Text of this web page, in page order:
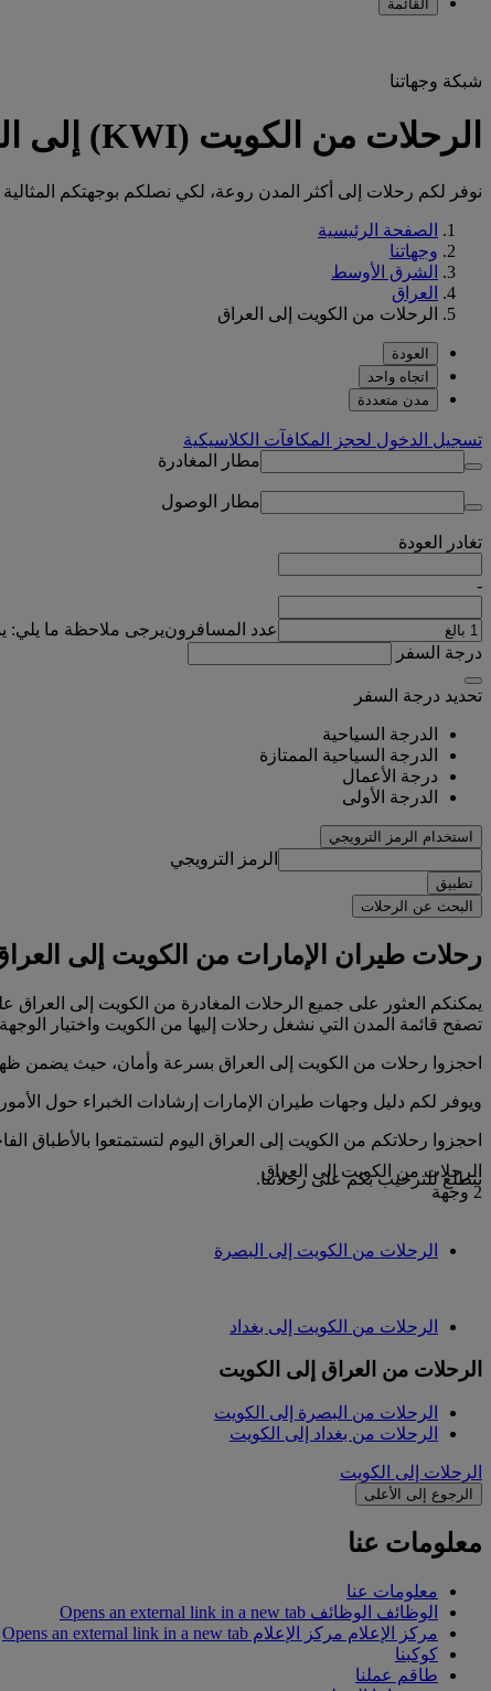
القائمة
شبكة وجهاتنا
الرحلات من الكويت (KWI) إلى العراق (IQ)
نوفر لكم رحلات إلى أكثر المدن روعة، لكي نصلكم بوجهتكم
الصفحة الرئيسية
وجهاتنا
الشرق الأوسط
العراق
الرحلات من الكويت إلى العراق
العودة
اتجاه واحد
مدن متعددة
تسجيل الدخول لحجز المكافآت الكلاسيكية
مطار المغادرة
مطار الوصول
تغادر العودة
-
عدد المسافرونيرجى ملاحظة ما يلي:
درجة السفر
تحديد درجة السفر
الدرجة السياحية
الدرجة السياحية الممتازة
درجة الأعمال
الدرجة الأولى
استخدام الرمز الترويجي
الرمز الترويجي
تطبيق
البحث عن الرحلات
رحلات طيران الإمارات من الكويت إلى
تصفح قائمة المدن التي نشغل رحلات إليها من الكويت واختيار الوجهة
احجزوا رحلات من الكويت إلى العراق بسرعة وأمان، حيث
ويوفر لكم دليل وجهات طيران الإمارات إرشادات الخبراء حول
احجزوا رحلاتكم من الكويت إلى العراق اليوم لتستمتعوا بالأطباق
نتطلع للترحيب بكم على رحلاتنا.
الرحلات من الكويت إلى العراق
2 وجهة
الرحلات من الكويت إلى البصرة
الرحلات من الكويت إلى بغداد
الرحلات من العراق إلى الكويت
الرحلات من البصرة إلى الكويت
الرحلات من بغداد إلى الكويت
الرحلات إلى الكويت
الرجوع إلى الأعلى
معلومات عنا
معلومات عنا
الوظائف الوظائف Opens an external link in a new tab
مركز الإعلام مركز الإعلام Opens an external link in a new tab
كوكبنا
طاقم عملنا